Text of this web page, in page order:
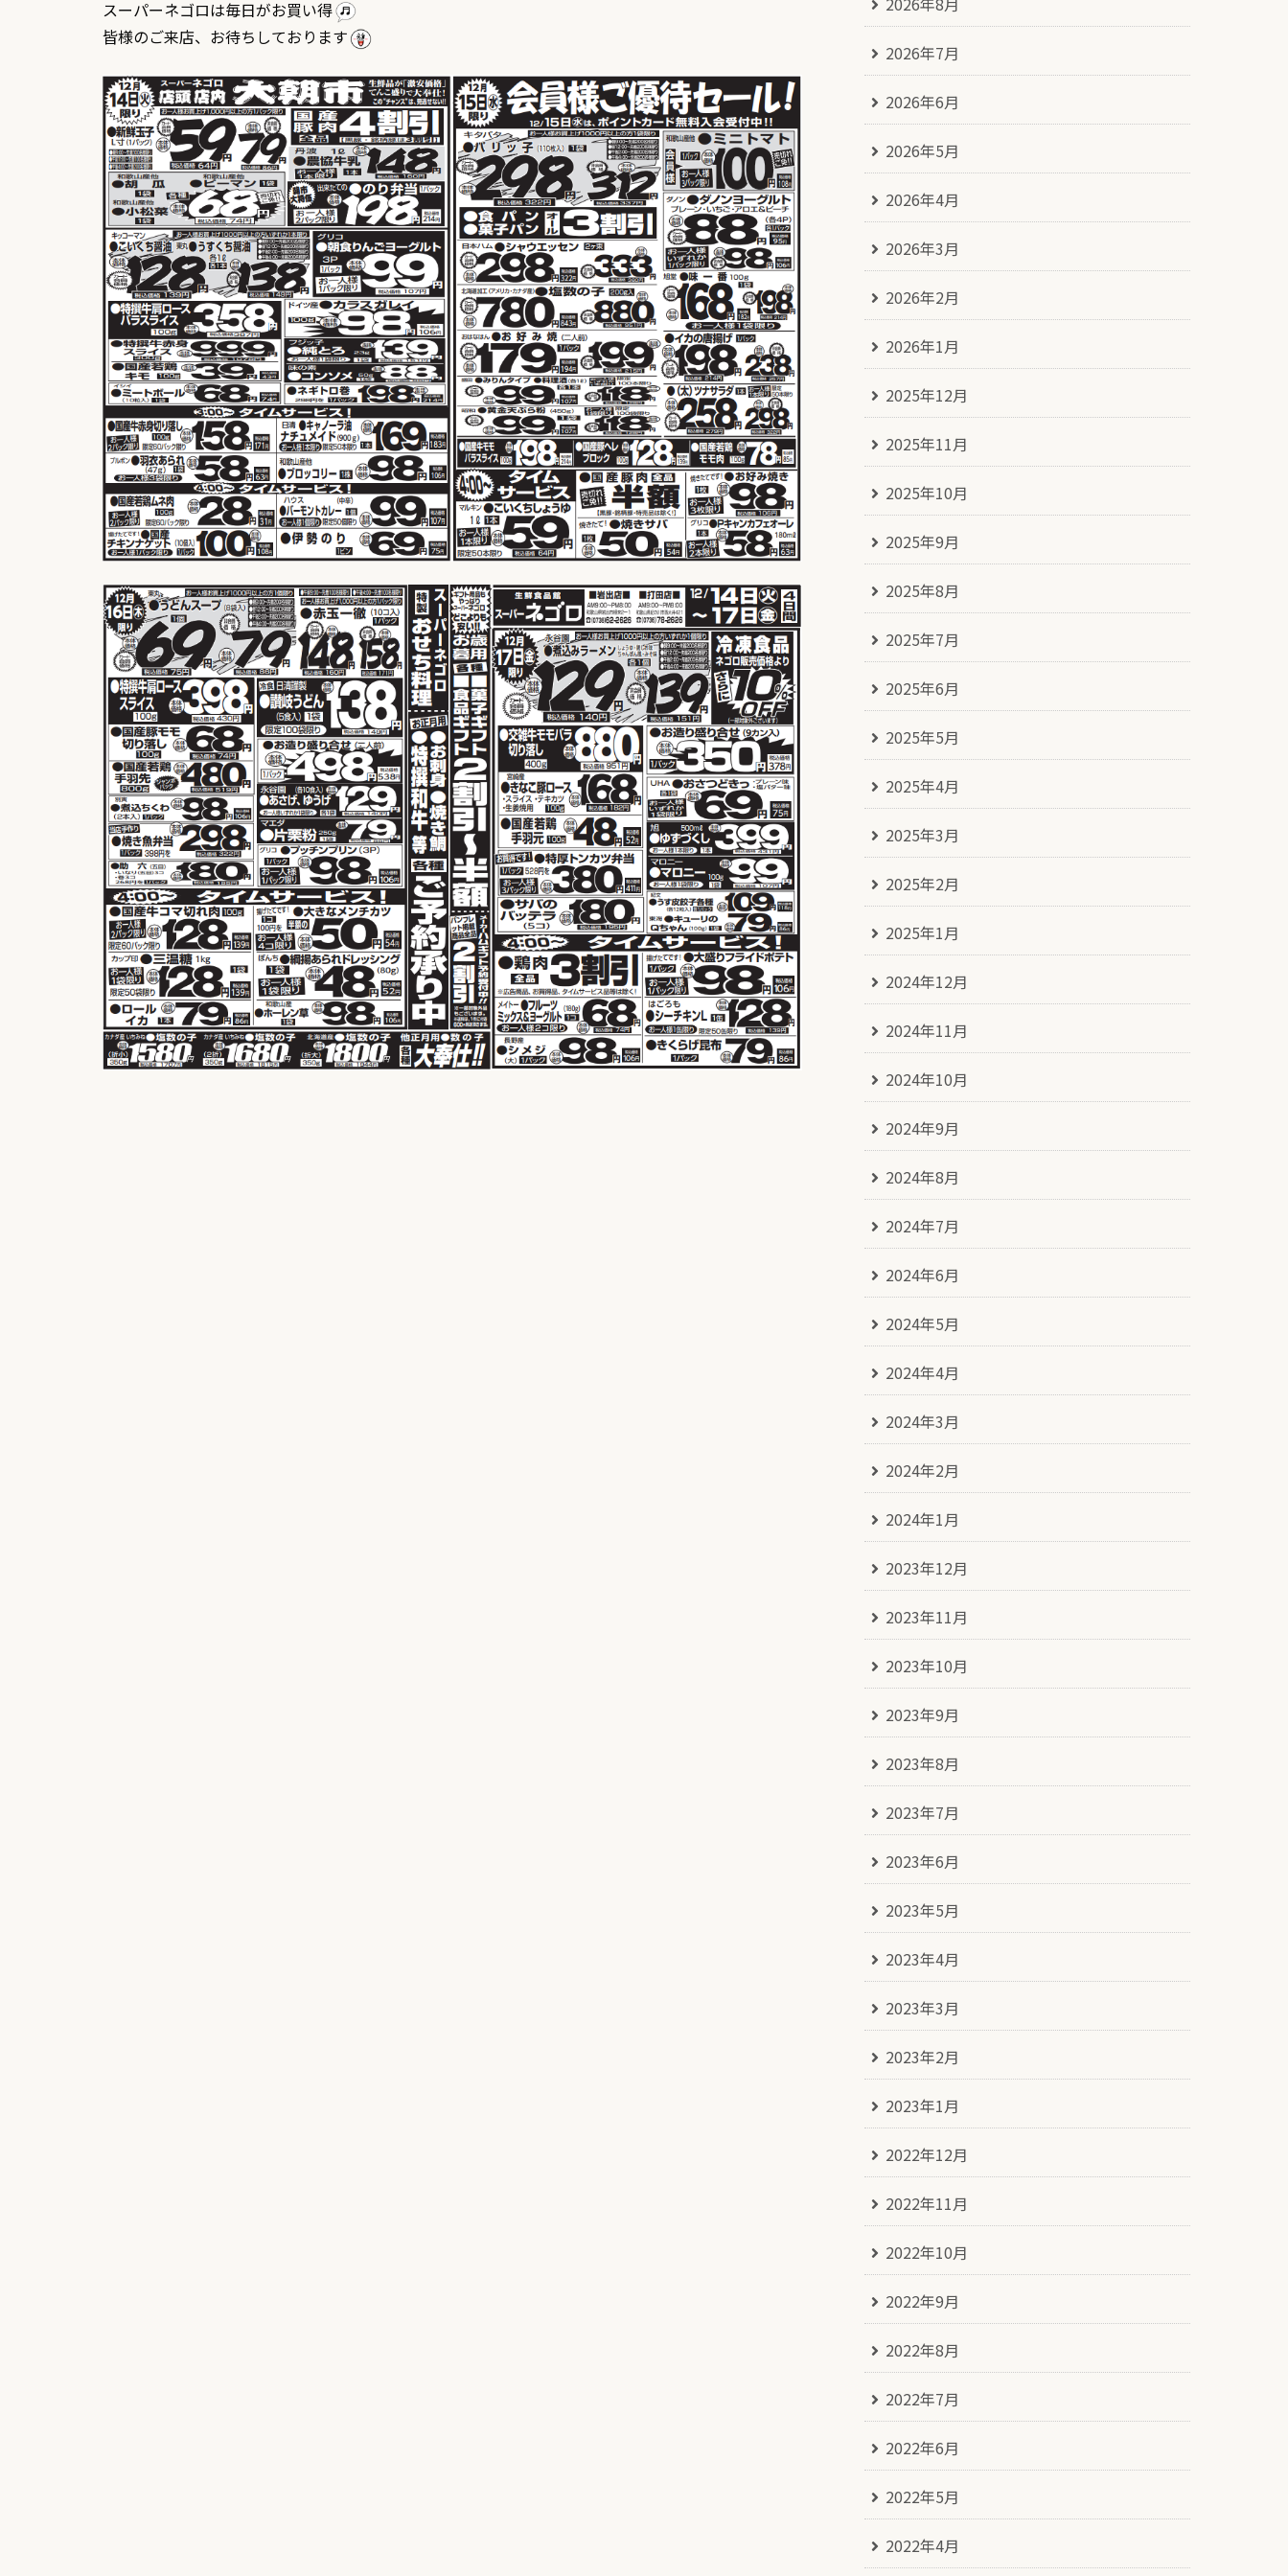
スーパーネゴロは毎日がお買い得
皆様のご来店、お待ちしております
2026年7月
2026年6月
2026年5月
2026年4月
2026年3月
2026年2月
2026年1月
2025年12月
2025年11月
2025年10月
2025年9月
2025年8月
2025年7月
2025年6月
2025年5月
2025年4月
2025年3月
2025年2月
2025年1月
2024年12月
2024年11月
2024年10月
2024年9月
2024年8月
2024年7月
2024年6月
2024年5月
2024年4月
2024年3月
2024年2月
2024年1月
2023年12月
2023年11月
2023年10月
2023年9月
2023年8月
2023年7月
2023年6月
2023年5月
2023年4月
2023年3月
2023年2月
2023年1月
2022年12月
2022年11月
2022年10月
2022年9月
2022年8月
2022年7月
2022年6月
2022年5月
2022年4月